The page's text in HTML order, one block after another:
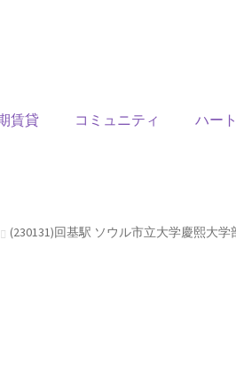
賃貸 コミュニティ ハー
(230131)回基駅 ソウル市立大学慶熙大